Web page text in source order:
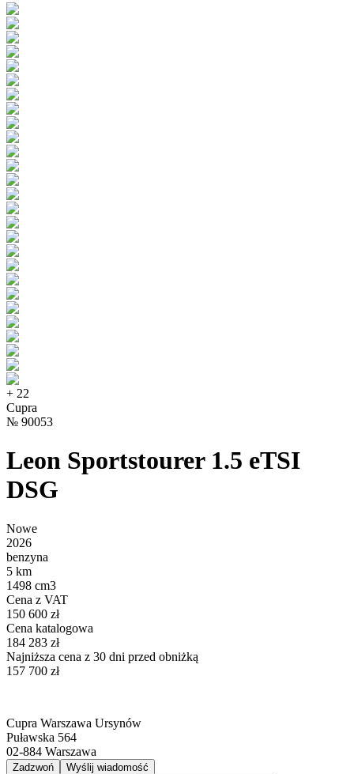
+ 22
Cupra
№ 90053
Leon Sportstourer 1.5 eTSI
DSG
Nowe
2026
benzyna
5 km
1498 cm3
Cena z VAT
150 600 zł
Cena katalogowa
184 283 zł
Najniższa cena z 30 dni przed obniżką
157 700 zł
Cupra Warszawa Ursynów
Puławska 564
02-884 Warszawa
Zadzwoń
Wyślij wiadomość